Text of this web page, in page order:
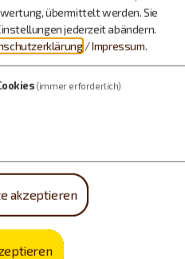
manching
übermittelt werden. Sie
jederzeit abändern.
/Impressum.
(immer erforderlich)
akzeptieren